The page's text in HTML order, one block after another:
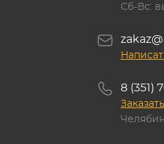
Сб-Вс:
8 (351)